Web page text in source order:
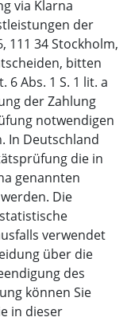
via Klarna
der
111 34 Stockholm,
bitten
6 Abs. 1 S. 1 lit. a
der Zahlung
notwendigen
In Deutschland
die in
genannten
Die
verwendet
über die
des
können Sie
in dieser